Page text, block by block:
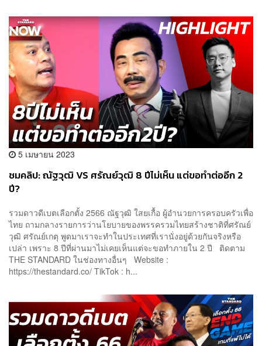
5 เมษายน 2023
ชมคลิป: ณัฐวุฒิ VS ศรัณย์วุฒิ 8 ปีไม่เห็น แต่ขอทำต่ออีก 2
ปี?
รวมดาวดีเบตเลือกตั้ง 2566 ณัฐวุฒิ ใสยเกื้อ ผู้อำนวยการครอบครัวเพื่อ
ไทย ถามกลางรายการว่านโยบายของพรรครวมไทยสร้างชาติที่ศรัณย์
วุฒิ ศรัณย์เกตุ พูดมาเราจะทำในประเทศที่เรานั่งอยู่ด้วยกันจริงหรือ
เปล่า เพราะ 8 ปีที่ผ่านมาไม่เคยเห็นแต่จะขอทำภายใน 2 ปี ติดตาม
THE STANDARD ในช่องทางอื่นๆ Website :
https://thestandard.co/ TikTok : h...